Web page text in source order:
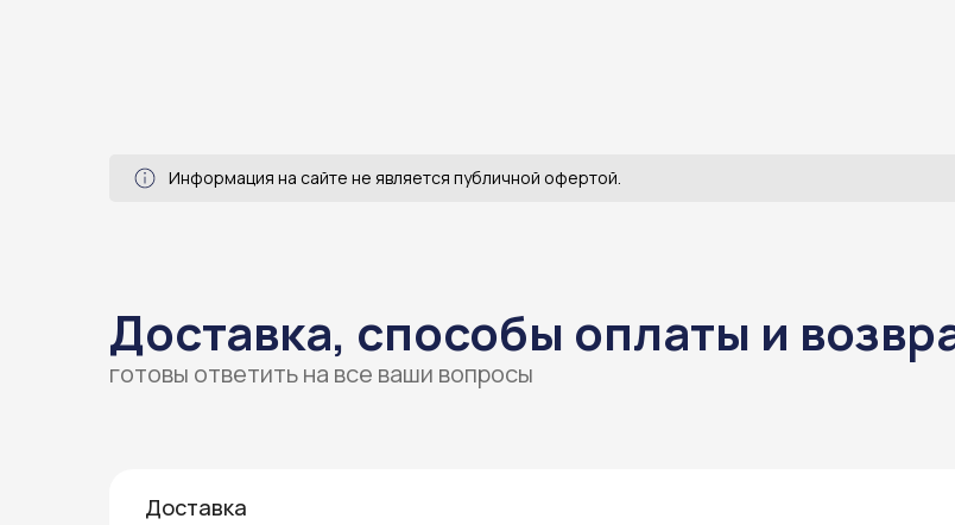
Информация на сайте не является публичной офертой.
Доставка, способы оплаты и
готовы ответить на все ваши вопросы
Доставка